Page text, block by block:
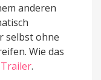
anderen
selbst ohne
Wie das
Trailer.